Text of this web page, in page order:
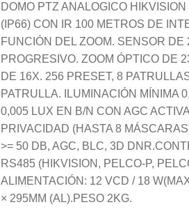
DOMO PTZ ANALOGICO
(IP66) CON IR 100 METROS DE
FUNCIÓN DEL ZOOM. SENSOR
PROGRESIVO. ZOOM ÓPTICO DE
DE 16X. 256 PRESET, 8
PATRULLA. ILUMINACIÓN MÍNIMA
0,005 LUX EN B/N CON AGC
PRIVACIDAD (HASTA 8
>= 50 DB, AGC, BLC, 3D
RS485 (HIKVISION, PELCO-P,
ALIMENTACIÓN: 12 VCD / 18
× 295MM (AL).PESO 2KG.